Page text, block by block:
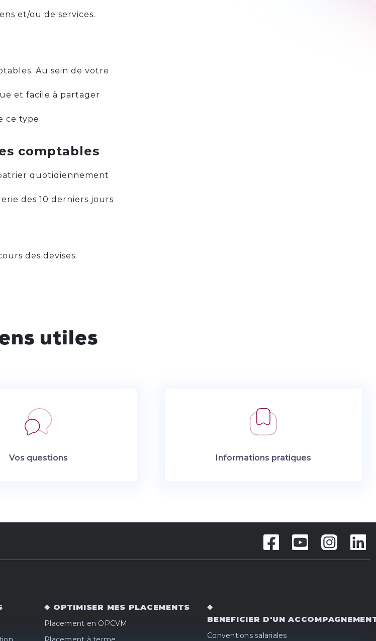
et/ou de services.
Au sein de votre
et facile à partager
ce type.
comptables
quotidiennement
des 10 derniers jours
des devises.
utiles
Vos questions Informations pratiques
OPTIMISER MES PLACEMENTS
Placement en OPCVM
BENEFICIER D'UN
Conventions salariales